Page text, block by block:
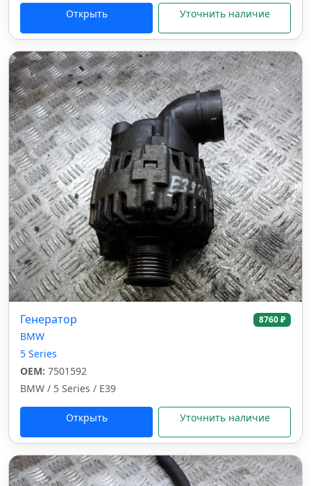
Открыть Уточнить наличие
Генератор 8760 ₽
BMW
5 Series
OEM: 7501592
BMW / 5 Series / E39
Открыть Уточнить наличие